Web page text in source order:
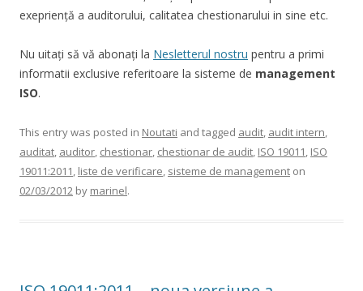
exepriență a auditorului, calitatea chestionarului in sine etc.
Nu uitați să vă abonați la Nesletterul nostru pentru a primi
informatii exclusive referitoare la sisteme de management
ISO.
This entry was posted in Noutati and tagged audit, audit intern,
auditat, auditor, chestionar, chestionar de audit, ISO 19011, ISO
19011:2011, liste de verificare, sisteme de management on
02/03/2012 by marinel.